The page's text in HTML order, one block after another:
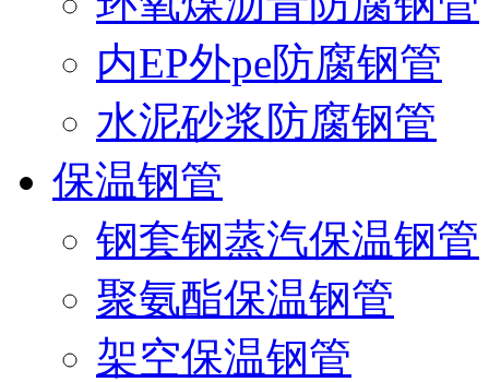
内EP外pe防腐钢管
水泥砂浆防腐钢管
保温钢管
钢套钢蒸汽保温钢管
聚氨酯保温钢管
架空保温钢管